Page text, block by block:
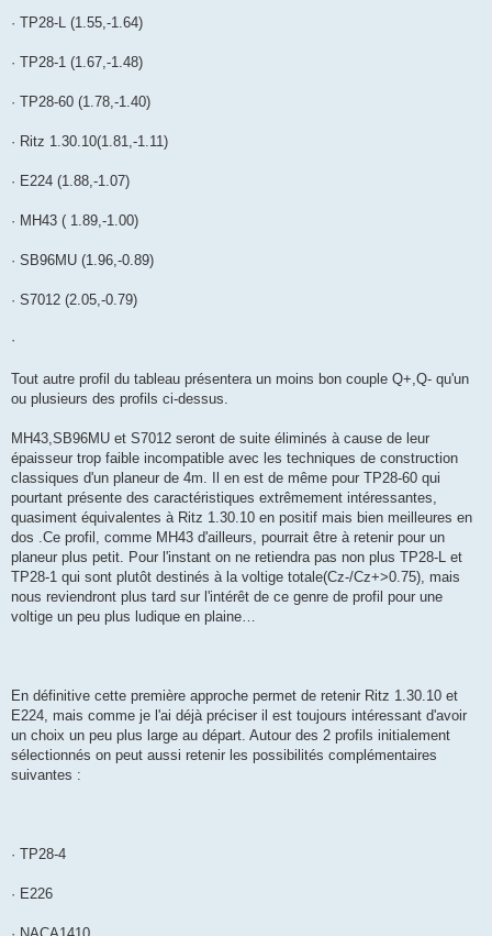
· TP28-L (1.55,-1.64)
· TP28-1 (1.67,-1.48)
· TP28-60 (1.78,-1.40)
· Ritz 1.30.10(1.81,-1.11)
· E224 (1.88,-1.07)
· MH43 ( 1.89,-1.00)
· SB96MU (1.96,-0.89)
· S7012 (2.05,-0.79)
·
Tout autre profil du tableau présentera un moins bon couple Q+,Q- qu'un
ou plusieurs des profils ci-dessus.
MH43,SB96MU et S7012 seront de suite éliminés à cause de leur
épaisseur trop faible incompatible avec les techniques de construction
classiques d'un planeur de 4m. Il en est de même pour TP28-60 qui
pourtant présente des caractéristiques extrêmement intéressantes,
quasiment équivalentes à Ritz 1.30.10 en positif mais bien meilleures en
dos .Ce profil, comme MH43 d'ailleurs, pourrait être à retenir pour un
planeur plus petit. Pour l'instant on ne retiendra pas non plus TP28-L et
TP28-1 qui sont plutôt destinés à la voltige totale(Cz-/Cz+>0.75), mais
nous reviendront plus tard sur l'intérêt de ce genre de profil pour une
voltige un peu plus ludique en plaine…
En définitive cette première approche permet de retenir Ritz 1.30.10 et
E224, mais comme je l'ai déjà préciser il est toujours intéressant d'avoir
un choix un peu plus large au départ. Autour des 2 profils initialement
sélectionnés on peut aussi retenir les possibilités complémentaires
suivantes :
· TP28-4
· E226